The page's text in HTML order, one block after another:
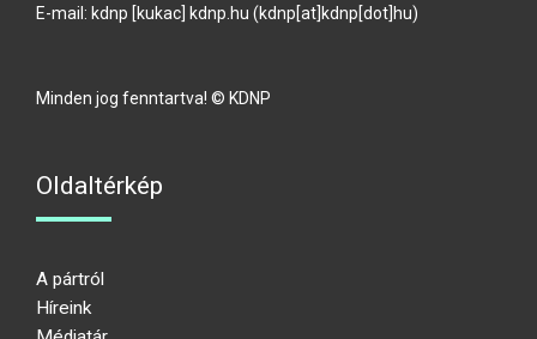
E-mail: kdnp [kukac] kdnp hu (kdnp[at]kdnp[dot]hu)
Minden jog fenntartva! © KDNP
Oldaltérkép
A pártról
Híreink